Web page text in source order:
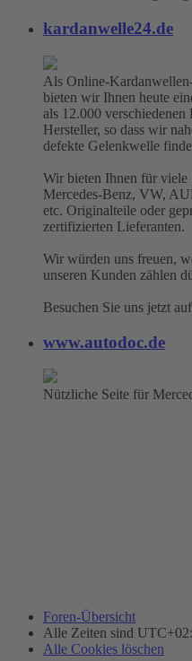
kardanwelle24.de
Als Online-
bieten wir Ihnen heute
als 12.000
Hersteller, so dass wir
defekte Gelenkwelle
Wir bieten Ihnen für
Mercedes-Benz, VW,
etc. Originalteile oder
zertifizierten Lieferanten.
Wir würden uns freuen,
unseren Kunden zählen
Besuchen Sie uns jetzt
www.autodoc.de
Nützliche Seite für
Foren-Übersicht
Alle Zeiten sind
Alle Cookies löschen